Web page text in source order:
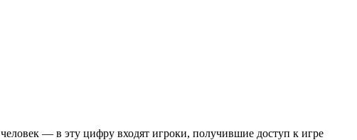
— в эту цифру входят игроки, получившие доступ к игре